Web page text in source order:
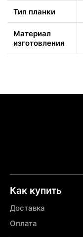
Тип планки
Материал
изготовления
Как купить
Доставка
Оплата